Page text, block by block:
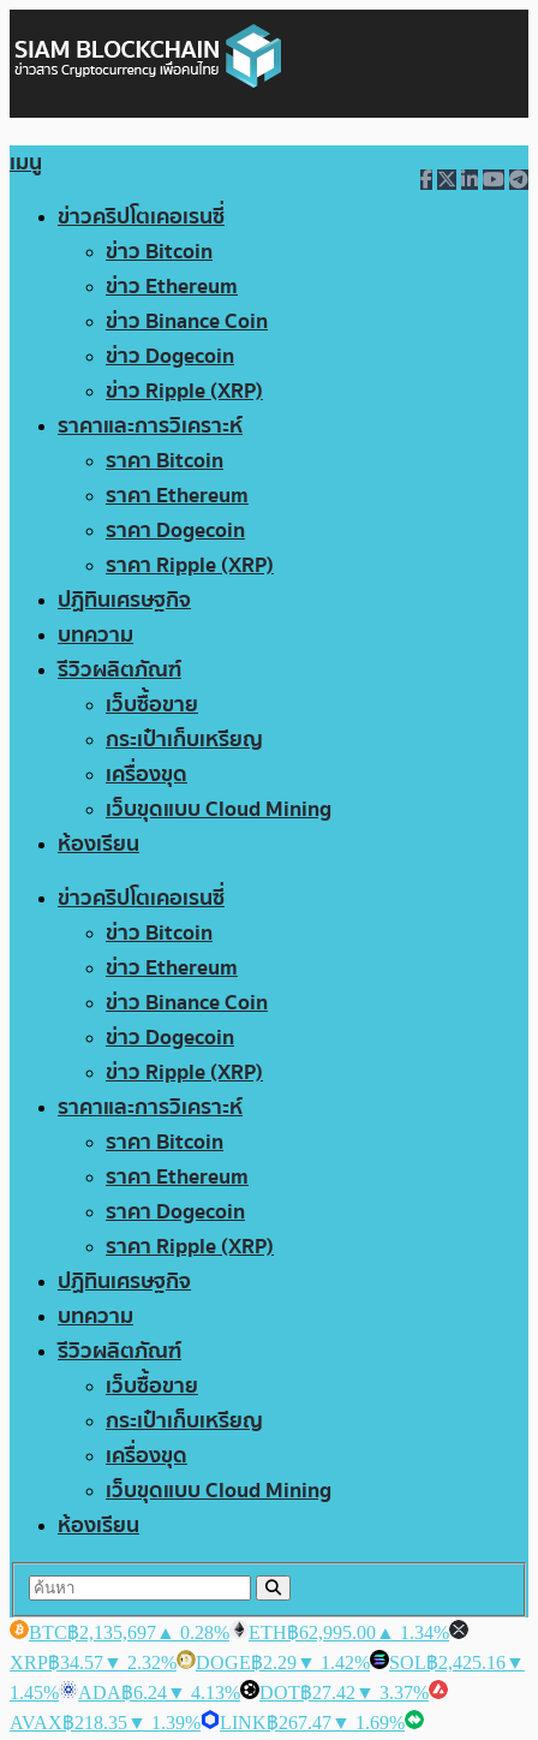
เมนู
ข่าวคริปโตเคอเรนซี่
ข่าว Bitcoin
ข่าว Ethereum
ข่าว Binance Coin
ข่าว Dogecoin
ข่าว Ripple (XRP)
ราคาและการวิเคราะห์
ราคา Bitcoin
ราคา Ethereum
ราคา Dogecoin
ราคา Ripple (XRP)
ปฏิทินเศรษฐกิจ
บทความ
รีวิวผลิตภัณฑ์
เว็บซื้อขาย
กระเป๋าเก็บเหรียญ
เครื่องขุด
เว็บขุดแบบ Cloud Mining
ห้องเรียน
ข่าวคริปโตเคอเรนซี่
ข่าว Bitcoin
ข่าว Ethereum
ข่าว Binance Coin
ข่าว Dogecoin
ข่าว Ripple (XRP)
ราคาและการวิเคราะห์
ราคา Bitcoin
ราคา Ethereum
ราคา Dogecoin
ราคา Ripple (XRP)
ปฏิทินเศรษฐกิจ
บทความ
รีวิวผลิตภัณฑ์
เว็บซื้อขาย
กระเป๋าเก็บเหรียญ
เครื่องขุด
เว็บขุดแบบ Cloud Mining
ห้องเรียน
BTC฿2,135,697 ▲ 0.28% ETH฿62,995.00 ▲ 1.34%
XRP฿34.57▼ 2.32% DOGE฿2.29▼ 1.42% SOL฿2,425.16▼
1.45%
ADA฿6.24▼ 4.13% DOT฿27.42 ▼ 3.37%
AVAX฿218.35▼ 1.39% LINK฿267.47▼ 1.69%